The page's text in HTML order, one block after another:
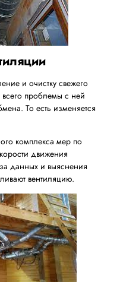
и очистку свежего
проблемы с ней
То есть изменяется
комплекса мер по
движения
данных и выяснения
вентиляцию.